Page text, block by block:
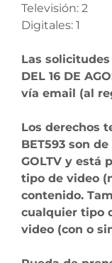
Televisión: 2
Digitales: 1
Las solicitudes
DEL 16 DE
vía email (al
Los derechos
BET593 son
GOLTV y está
tipo de video
contenido.
cualquier tipo
video (con o